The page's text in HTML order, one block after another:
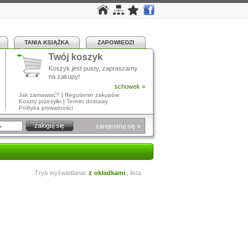
TANIA KSIĄŻKA ZAPOWIEDZI
Twój koszyk
Koszyk jest pusty, zapraszamy
na zakupy!
schowek »
Jak zamawiać? | Regulamin zakupów
Koszty przesyłki | Termin dostawy
Polityka prywatności
zarejestruj się »
Tryb wyświetlania: z okładkami lista